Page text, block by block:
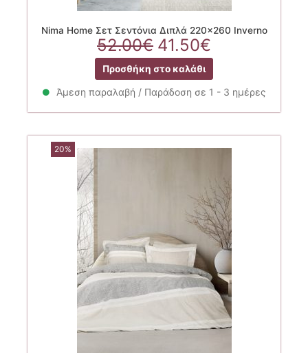
Nima Home Σετ Σεντόνια Διπλά 220×260 Inverno
52.00€ Original
price
was:
52.00€.
41.50€
τρέχουσα
τιμή
είναι:
Προσθήκη στο καλάθι
Άμεση παραλαβή / Παράδοση σε 1 - 3 ημέρες
20%